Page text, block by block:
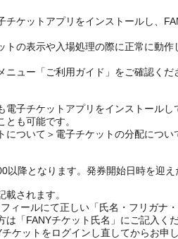
ケットアプリをインストールし、
トの表示や入場処理の際に正常に動
ュー「ご利用ガイド」をご確認くだ
子チケットアプリをインストールし
も可能です。
ついて＞電子チケットの分配につい
降となります。発券開始日時を迎え
されます。
ィールにて正しい「氏名・フリガナ
「FANYチケット氏名」にご記入くだ
ケットをログインし直してからお申